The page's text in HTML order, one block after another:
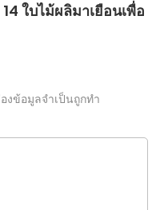
ใบไม้ผลิมาเยือนเพื่อ
งข้อมูลจำเป็นถูกทำ